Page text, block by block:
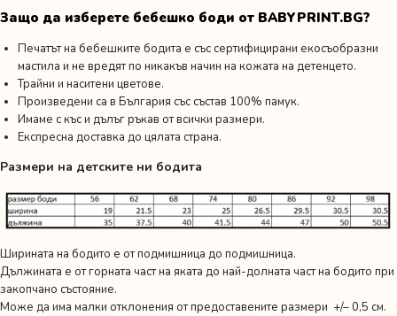
Защо да изберете бебешко боди от BABYPRINT.BG?
Печатът на бебешките бодита е със сертифицирани екосъобразни
мастила и не вредят по никакъв начин на кожата на детенцето.
Трайни и наситени цветове.
Произведени са в България със състав 100% памук.
Имаме с къс и дълъг ръкав от всички размери.
Експресна доставка до цялата страна.
Размери на детските ни бодита
Ширината на бодито е от подмишница до подмишница.
Дължината е от горната част на яката до най-долната част на бодито при
закопчано състояние.
Може да има малки отклонения от предоставените размери +/– 0,5 см.